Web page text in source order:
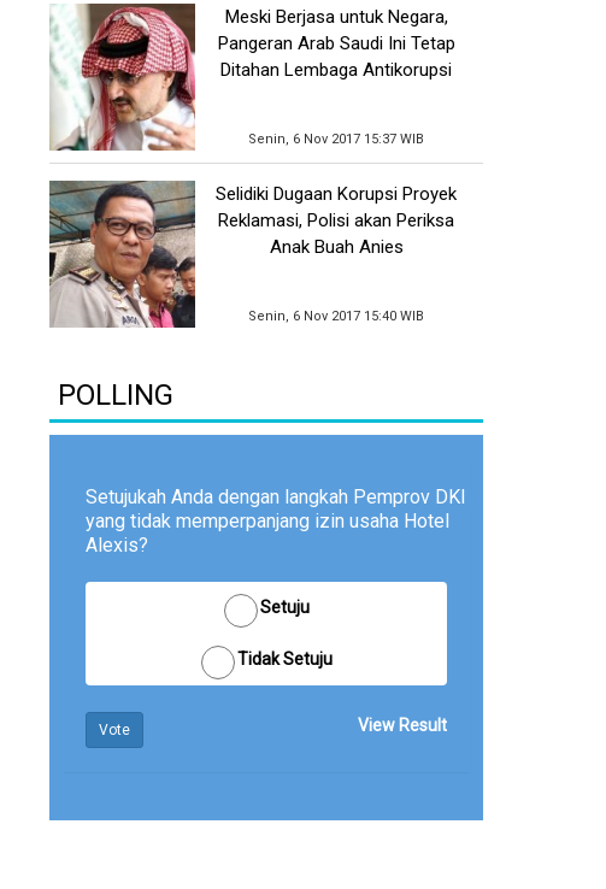
Meski Berjasa untuk Negara,
Pangeran Arab Saudi Ini Tetap
Ditahan Lembaga Antikorupsi
Senin, 6 Nov 2017 15:37 WIB
Selidiki Dugaan Korupsi Proyek
Reklamasi, Polisi akan Periksa
Anak Buah Anies
Senin, 6 Nov 2017 15:40 WIB
POLLING
Setujukah Anda dengan langkah Pemprov DKI
yang tidak memperpanjang izin usaha Hotel
Alexis?
Setuju
Tidak Setuju
Vote View Result